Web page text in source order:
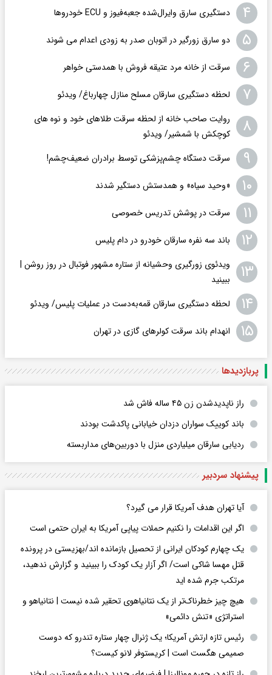
۴ دستگیری سارق وایرال‌شده جعبه‌فیوز و ECU خودروها
۵ دو سارق زورگیر در اتوبان صدر به زودی اعدام می شوند
۶ سرقت از خانه مرد عتیقه فروش با همدستی خواهر
۷ لحظه دستگیری سارقان مسلح منازل چهارباغ/ ویدئو
۸
روایت صاحب خانه از لحظه سرقت طلاهای خود و نوه های
کوچکش با شمشیر/ ویدئو
۹ سرقت دستگاه چشم‌پزشکی توسط برادران ضعیف‌چشم!
۱۰ «وحید سیاه» و همدستش دستگیر شدند
۱۱ سرقت در پوشش تدریس خصوصی
۱۲ باند سه نفره سارقان خودرو در دام پلیس
۱۳
ویدئوی زورگیری وحشیانه از ستاره مشهور فوتبال در روز روشن |
ببینید
۱۴ لحظه دستگیری سارقان قمه‌به‌دست در عملیات پلیس/ ویدئو
۱۵ انهدام باند سرقت کولرهای گازی در تهران
پربازدید‌ها
راز ناپدیدشدن زن ۴۵ ساله فاش شد
باند کوییک سواران دزدان خیابانی پاکدشت بودند
ردیابی سارقان میلیاردی منزل با دوربین‌های مداربسته
پیشنهاد سردبیر
آیا تهران هدف آمریکا قرار می گیرد؟
اگر این اقدامات را نکنیم حملات پیاپی آمریکا به ایران حتمی است
یک چهارم کودکان ایرانی از تحصیل بازمانده اند/بهزیستی در پرونده
قتل مهسا شاکی است/ اگر آزار یک کودک را ببینید و گزارش ندهید،
مرتکب جرم شده اید
هیچ چیز خطرناک‌تر از یک نتانیاهوی تحقیر شده نیست | نتانیاهو و
استراتژی «تنش دائمی»
رئیس تازه ارتش آمریکا؛ یک ژنرال چهار ستاره تندرو که دوست
صمیمی هگست است | کریستوفر لانو کیست؟